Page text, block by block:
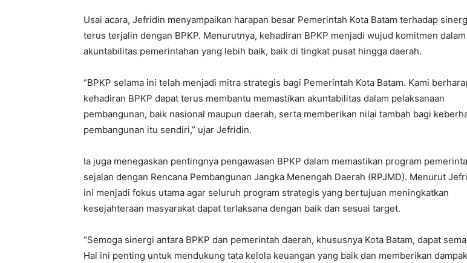
Usai acara, Jefridin menyampaikan harapan besar Pemerintah Kota Batam terhadap
terus terjalin dengan BPKP. Menurutnya, kehadiran BPKP menjadi wujud komitmen
akuntabilitas pemerintahan yang lebih baik, baik di tingkat pusat hingga daerah.
“BPKP selama ini telah menjadi mitra strategis bagi Pemerintah Kota Batam. Kami
kehadiran BPKP dapat terus membantu memastikan akuntabilitas dalam pelaksanaan
pembangunan, baik nasional maupun daerah, serta memberikan nilai tambah bagi
pembangunan itu sendiri,” ujar Jefridin.
Ia juga menegaskan pentingnya pengawasan BPKP dalam memastikan program
sejalan dengan Rencana Pembangunan Jangka Menengah Daerah (RPJMD). Menurut
ini menjadi fokus utama agar seluruh program strategis yang bertujuan meningkatkan
kesejahteraan masyarakat dapat terlaksana dengan baik dan sesuai target.
“Semoga sinergi antara BPKP dan pemerintah daerah, khususnya Kota Batam, dapat
Hal ini penting untuk mendukung tata kelola keuangan yang baik dan memberikan dampak